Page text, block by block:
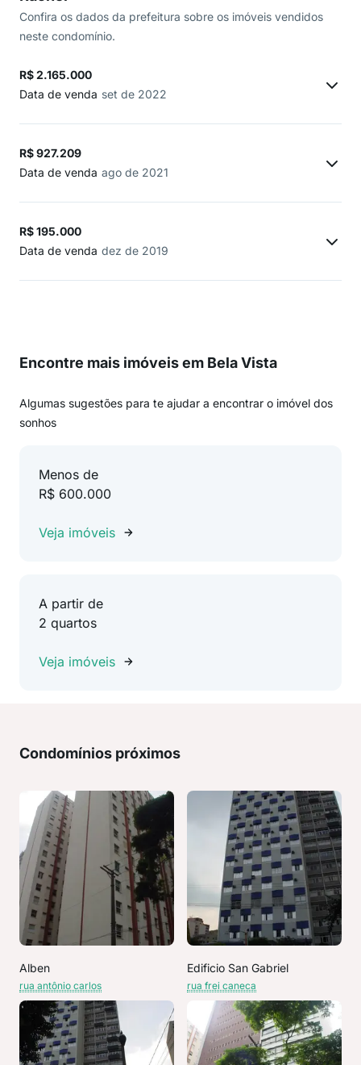
Confira os dados da prefeitura sobre os imóveis vendidos
neste condomínio.
R$ 2.165.000
Data de venda set de 2022
R$ 927.209
Data de venda ago de 2021
R$ 195.000
Data de venda dez de 2019
Encontre mais imóveis em Bela Vista
Algumas sugestões para te ajudar a encontrar o imóvel dos
sonhos
Menos de
R$ 600.000
Veja imóveis
A partir de
2 quartos
Veja imóveis
Condomínios próximos
Alben
rua antônio carlos
Edificio San Gabriel
rua frei caneca